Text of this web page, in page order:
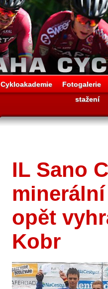
Cykloakademie
Fotogalerie
stažení
IL Sano
opět
Kobr